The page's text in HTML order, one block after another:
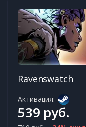
Ravenswatch
Активация:
539 руб.